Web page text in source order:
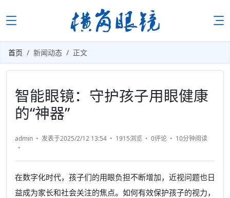
首页 新闻动态 正文
智能眼镜：守护孩子用眼健康
的“神器”
admin 发表于2025/2/12 13:54 1915浏览 0评论 10分钟阅读
在数字化时代，孩子们的用眼负担不断增加，近视问题也日
益成为家长和社会关注的焦点。如何有效保护孩子的视力，